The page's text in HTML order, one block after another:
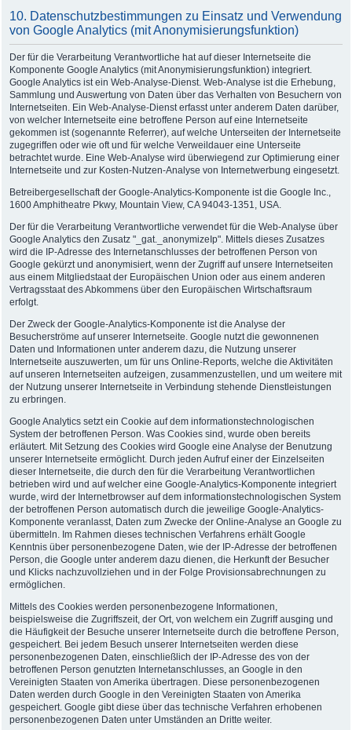
10. Datenschutzbestimmungen zu Einsatz und Verwendung
von Google Analytics (mit Anonymisierungsfunktion)
Der für die Verarbeitung Verantwortliche hat auf dieser Internetseite die
Komponente Google Analytics (mit Anonymisierungsfunktion) integriert.
Google Analytics ist ein Web-Analyse-Dienst. Web-Analyse ist die Erhebung,
Sammlung und Auswertung von Daten über das Verhalten von Besuchern von
Internetseiten. Ein Web-Analyse-Dienst erfasst unter anderem Daten darüber,
von welcher Internetseite eine betroffene Person auf eine Internetseite
gekommen ist (sogenannte Referrer), auf welche Unterseiten der Internetseite
zugegriffen oder wie oft und für welche Verweildauer eine Unterseite
betrachtet wurde. Eine Web-Analyse wird überwiegend zur Optimierung einer
Internetseite und zur Kosten-Nutzen-Analyse von Internetwerbung eingesetzt.
Betreibergesellschaft der Google-Analytics-Komponente ist die Google Inc.,
1600 Amphitheatre Pkwy, Mountain View, CA 94043-1351, USA.
Der für die Verarbeitung Verantwortliche verwendet für die Web-Analyse über
Google Analytics den Zusatz "_gat._anonymizeIp". Mittels dieses Zusatzes
wird die IP-Adresse des Internetanschlusses der betroffenen Person von
Google gekürzt und anonymisiert, wenn der Zugriff auf unsere Internetseiten
aus einem Mitgliedstaat der Europäischen Union oder aus einem anderen
Vertragsstaat des Abkommens über den Europäischen Wirtschaftsraum
erfolgt.
Der Zweck der Google-Analytics-Komponente ist die Analyse der
Besucherströme auf unserer Internetseite. Google nutzt die gewonnenen
Daten und Informationen unter anderem dazu, die Nutzung unserer
Internetseite auszuwerten, um für uns Online-Reports, welche die Aktivitäten
auf unseren Internetseiten aufzeigen, zusammenzustellen, und um weitere mit
der Nutzung unserer Internetseite in Verbindung stehende Dienstleistungen
zu erbringen.
Google Analytics setzt ein Cookie auf dem informationstechnologischen
System der betroffenen Person. Was Cookies sind, wurde oben bereits
erläutert. Mit Setzung des Cookies wird Google eine Analyse der Benutzung
unserer Internetseite ermöglicht. Durch jeden Aufruf einer der Einzelseiten
dieser Internetseite, die durch den für die Verarbeitung Verantwortlichen
betrieben wird und auf welcher eine Google-Analytics-Komponente integriert
wurde, wird der Internetbrowser auf dem informationstechnologischen System
der betroffenen Person automatisch durch die jeweilige Google-Analytics-
Komponente veranlasst, Daten zum Zwecke der Online-Analyse an Google zu
übermitteln. Im Rahmen dieses technischen Verfahrens erhält Google
Kenntnis über personenbezogene Daten, wie der IP-Adresse der betroffenen
Person, die Google unter anderem dazu dienen, die Herkunft der Besucher
und Klicks nachzuvollziehen und in der Folge Provisionsabrechnungen zu
ermöglichen.
Mittels des Cookies werden personenbezogene Informationen,
beispielsweise die Zugriffszeit, der Ort, von welchem ein Zugriff ausging und
die Häufigkeit der Besuche unserer Internetseite durch die betroffene Person,
gespeichert. Bei jedem Besuch unserer Internetseiten werden diese
personenbezogenen Daten, einschließlich der IP-Adresse des von der
betroffenen Person genutzten Internetanschlusses, an Google in den
Vereinigten Staaten von Amerika übertragen. Diese personenbezogenen
Daten werden durch Google in den Vereinigten Staaten von Amerika
gespeichert. Google gibt diese über das technische Verfahren erhobenen
personenbezogenen Daten unter Umständen an Dritte weiter.